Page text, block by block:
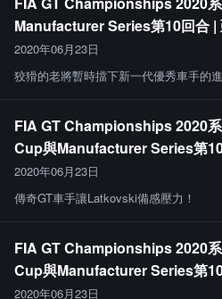
Manufacturer Series第10回合 |
2020年06月23日
狡猾的老將暫時擋下新一代優秀車手的進
FIA GT Championships 2020
Cup與Manufacturer Series第
2020年06月23日
傳奇GT車手讓Latkovski備感壓力！
FIA GT Championships 2020
Cup與Manufacturer Series第
2020年06月23日